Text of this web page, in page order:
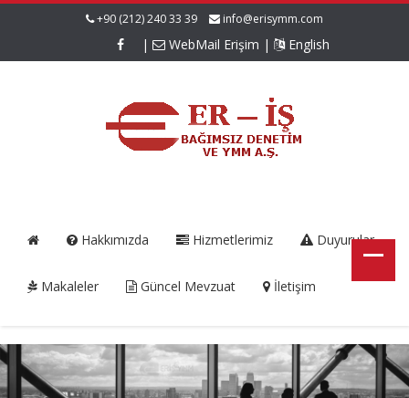
+90 (212) 240 33 39 info@erisymm.com
| WebMail Erişim | English
Hakkımızda Hizmetlerimiz Duyurular
Makaleler Güncel Mevzuat İletişim